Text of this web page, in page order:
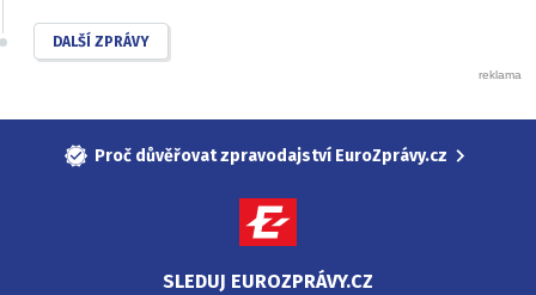
DALŠÍ ZPRÁVY
Proč důvěřovat zpravodajství EuroZprávy.cz
SLEDUJ EUROZPRÁVY.CZ